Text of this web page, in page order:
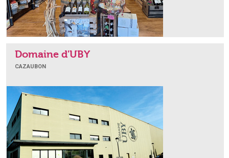
Domaine d'UBY
CAZAUBON